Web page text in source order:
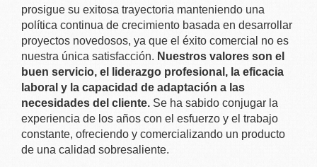
prosigue su exitosa trayectoria manteniendo una
política continua de crecimiento basada en desarrollar
proyectos novedosos, ya que el éxito comercial no es
nuestra única satisfacción. Nuestros valores son el
buen servicio, el liderazgo profesional, la eficacia
laboral y la capacidad de adaptación a las
necesidades del cliente. Se ha sabido conjugar la
experiencia de los años con el esfuerzo y el trabajo
constante, ofreciendo y comercializando un producto
de una calidad sobresaliente.